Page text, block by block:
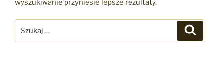
wyszukiwanie przyniesie lepsze rezultaty.